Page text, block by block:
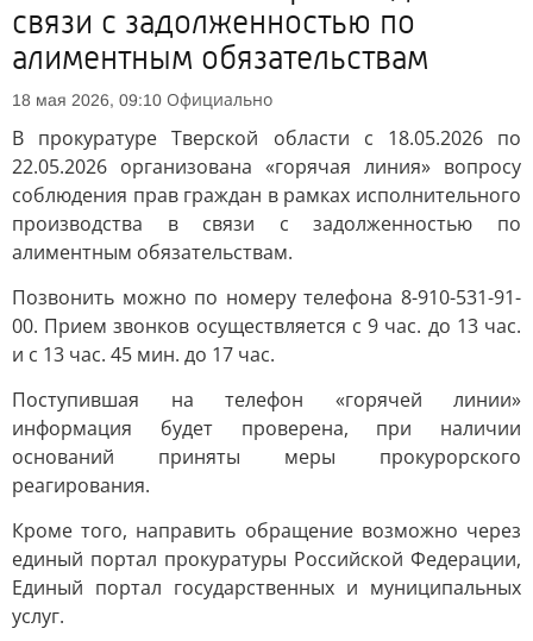
связи с задолженностью по
алиментным обязательствам
18 мая 2026, 09:10 Официально
В прокуратуре Тверской области с 18.05.2026 по
22.05.2026 организована «горячая линия» вопросу
соблюдения прав граждан в рамках исполнительного
производства в связи с задолженностью по
алиментным обязательствам.
Позвонить можно по номеру телефона 8-910-531-91-
00. Прием звонков осуществляется с 9 час. до 13 час.
и с 13 час. 45 мин. до 17 час.
Поступившая на телефон «горячей линии»
информация будет проверена, при наличии
оснований приняты меры прокурорского
реагирования.
Кроме того, направить обращение возможно через
единый портал прокуратуры Российской Федерации,
Единый портал государственных и муниципальных
услуг.